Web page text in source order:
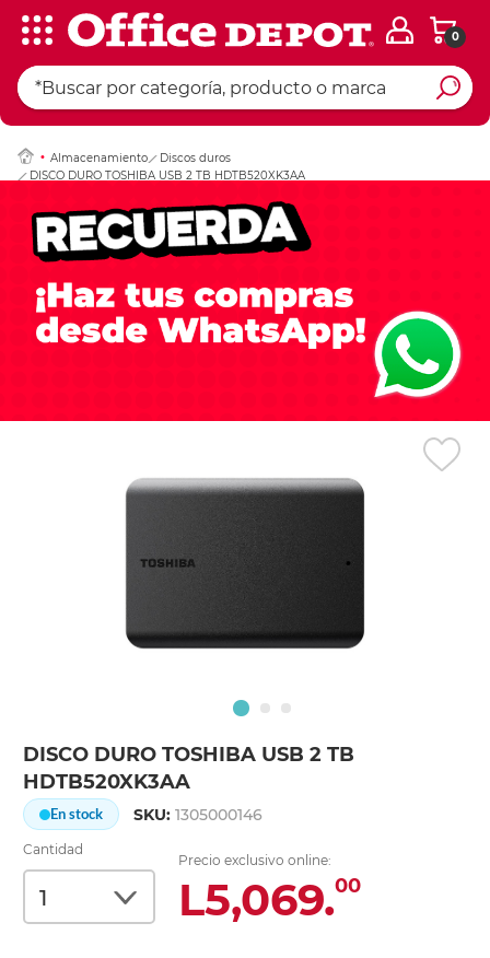
0
Almacenamiento
Discos duros
DISCO DURO TOSHIBA USB 2 TB HDTB520XK3AA
DISCO DURO TOSHIBA USB 2 TB
HDTB520XK3AA
En stock SKU:1305000146
Cantidad
Precio exclusivo online:
L5,069.00
Ingresar Codigo